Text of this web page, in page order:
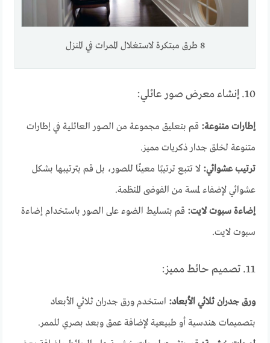
8 طرق مبتكرة لاستغلال الممرات في المنزل
10. إنشاء معرض صور عائلي:
إطارات متنوعة: قم بتعليق مجموعة من الصور العائلية في إطارات
متنوعة لخلق جدار ذكريات مميز.
ترتيب عشوائي: لا تتبع ترتيبًا معينًا للصور، بل قم بترتيبها بشكل
عشوائي لإضفاء لمسة من الفوضى المنظمة.
إضاءة سبوت لايت: قم بتسليط الضوء على الصور باستخدام إضاءة
سبوت لايت.
11. تصميم حائط مميز:
ورق جدران ثلاثي الأبعاد: استخدم ورق جدران ثلاثي الأبعاد
بتصميمات هندسية أو طبيعية لإضافة عمق وبعد بصري للممر.